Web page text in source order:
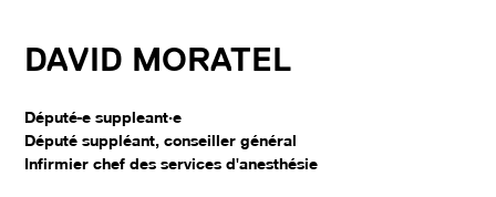
DAVID MORATEL
Député-e suppleant·e
Député suppléant, conseiller général
Infirmier chef des services d'anesthésie